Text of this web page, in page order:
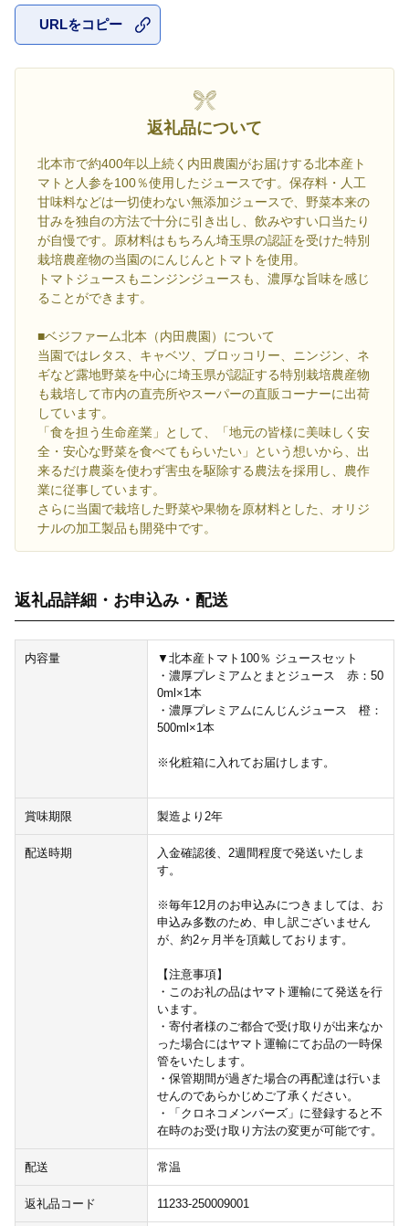
URLをコピー
返礼品について
北本市で約400年以上続く内田農園がお届けする北本産ト
マトと人参を100％使用したジュースです。保存料・人工
甘味料などは一切使わない無添加ジュースで、野菜本来の
甘みを独自の方法で十分に引き出し、飲みやすい口当たり
が自慢です。原材料はもちろん埼玉県の認証を受けた特別
栽培農産物の当園のにんじんとトマトを使用。
トマトジュースもニンジンジュースも、濃厚な旨味を感じ
ることができます。
■ベジファーム北本（内田農園）について
当園ではレタス、キャベツ、ブロッコリー、ニンジン、ネ
ギなど露地野菜を中心に埼玉県が認証する特別栽培農産物
も栽培して市内の直売所やスーパーの直販コーナーに出荷
しています。
「食を担う生命産業」として、「地元の皆様に美味しく安
全・安心な野菜を食べてもらいたい」という想いから、出
来るだけ農薬を使わず害虫を駆除する農法を採用し、農作
業に従事しています。
さらに当園で栽培した野菜や果物を原材料とした、オリジ
ナルの加工製品も開発中です。
返礼品詳細・お申込み・配送
内容量
▼北本産トマト100％ ジュースセット
・濃厚プレミアムとまとジュース 赤：50
0ml×1本
・濃厚プレミアムにんじんジュース 橙：
500ml×1本
※化粧箱に入れてお届けします。
賞味期限 製造より2年
配送時期
入金確認後、2週間程度で発送いたしま
す。
※毎年12月のお申込みにつきましては、お
申込み多数のため、申し訳ございません
が、約2ヶ月半を頂戴しております。
【注意事項】
・このお礼の品はヤマト運輸にて発送を行
います。
・寄付者様のご都合で受け取りが出来なか
った場合にはヤマト運輸にてお品の一時保
管をいたします。
・保管期間が過ぎた場合の再配達は行いま
せんのであらかじめご了承ください。
・「クロネコメンバーズ」に登録すると不
在時のお受け取り方法の変更が可能です。
配送 常温
返礼品コード 11233-250009001